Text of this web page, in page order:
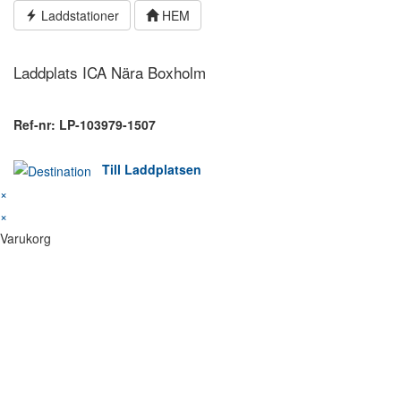
Hoppa Laddstationer HEM
Laddplats ICA Nära Boxholm
Ref-nr: LP-103979-1507
Till Laddplatsen
×
×
Varukorg